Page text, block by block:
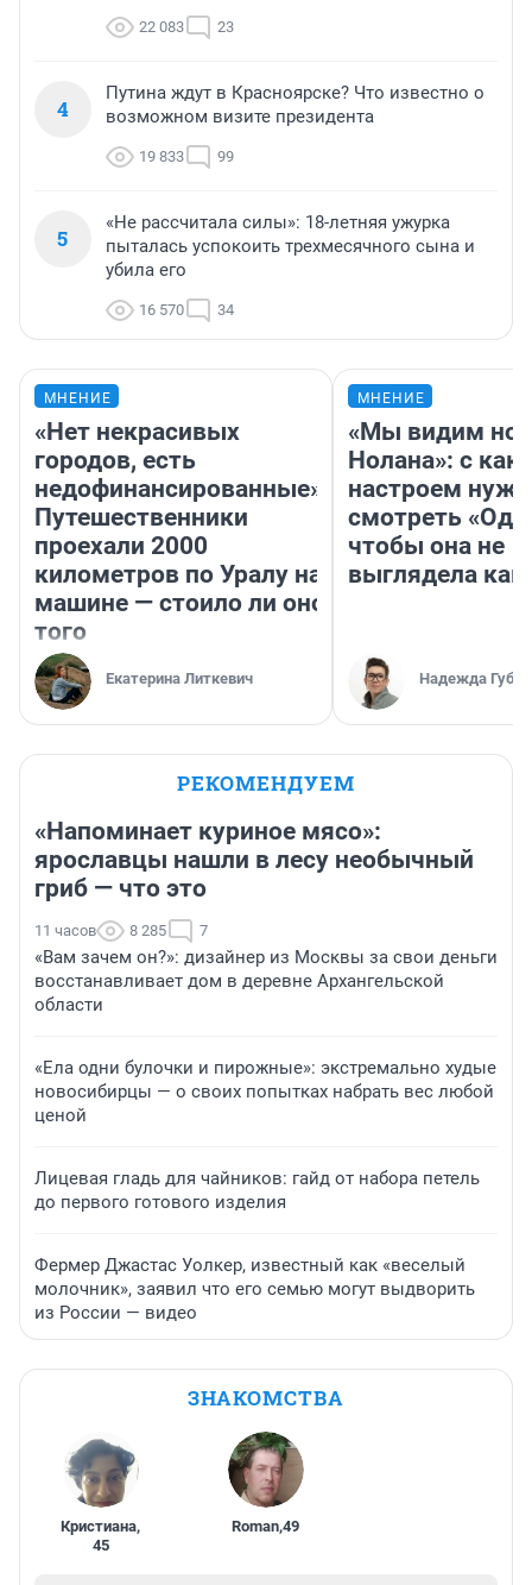
22 083 23
4
Путина ждут в Красноярске? Что известно о
возможном визите президента
19 833 99
5
«Не рассчитала силы»: 18-летняя ужурка
пыталась успокоить трехмесячного сына и
убила его
16 570 34
МНЕНИЕ
«Нет некрасивых
городов, есть
недофинансированные».
Путешественники
проехали 2000
километров по Уралу на
машине — стоило ли оно
того
Екатерина Литкевич
МНЕНИЕ
«Мы видим
Нолана»: с
настроем
смотреть
чтобы она не
выглядела как
Надежда
РЕКОМЕНДУЕМ
«Напоминает куриное мясо»:
ярославцы нашли в лесу необычный
гриб — что это
11 часов 8 285 7
«Вам зачем он?»: дизайнер из Москвы за свои деньги
восстанавливает дом в деревне Архангельской
области
«Ела одни булочки и пирожные»: экстремально худые
новосибирцы — о своих попытках набрать вес любой
ценой
Лицевая гладь для чайников: гайд от набора петель
до первого готового изделия
Фермер Джастас Уолкер, известный как «веселый
молочник», заявил что его семью могут выдворить
из России — видео
ЗНАКОМСТВА
Кристиана,
45
Roman,49